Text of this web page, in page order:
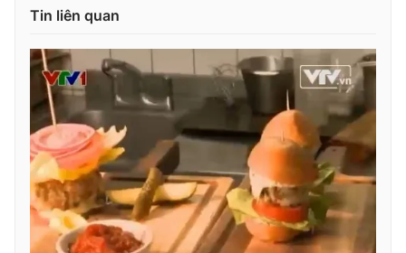
Câu chuyện quốc tế
Tài chính
Thị trường
Góc doanh nghiệp
Dữ liệu và đời sống
Truyền hình
Phim VTV
Hậu trường
Nhân vật
Khán giả
Giải trí
Điện ảnh
Âm nhạc
Sao
Đời sống
Du lịch
Giáo dục
Tin liên quan